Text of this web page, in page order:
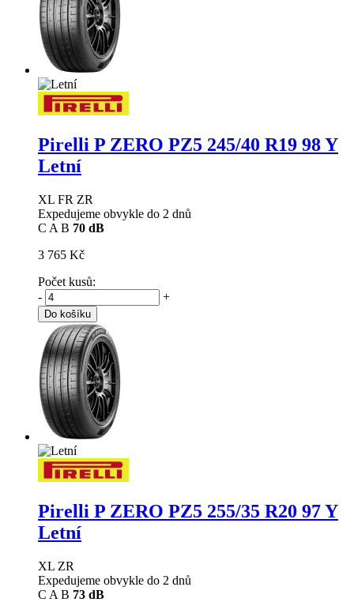
Pirelli P ZERO PZ5 245/40 R19 98 Y
Letní
XL FR ZR
Expedujeme obvykle do 2 dnů
C A B 70 dB
3 765 Kč
Počet kusů:
-
+
Do košíku
Pirelli P ZERO PZ5 255/35 R20 97 Y
Letní
XL ZR
Expedujeme obvykle do 2 dnů
C A B 73 dB